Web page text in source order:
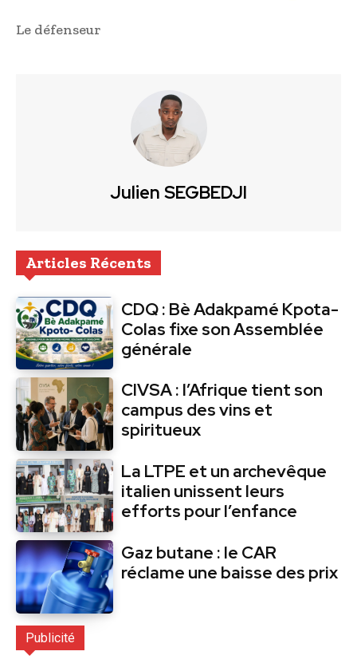
Le défenseur
Julien SEGBEDJI
Articles Récents
CDQ : Bè Adakpamé Kpota-
Colas fixe son Assemblée
générale
CIVSA : l’Afrique tient son
campus des vins et
spiritueux
La LTPE et un archevêque
italien unissent leurs
efforts pour l’enfance
Gaz butane : le CAR
réclame une baisse des prix
Publicité